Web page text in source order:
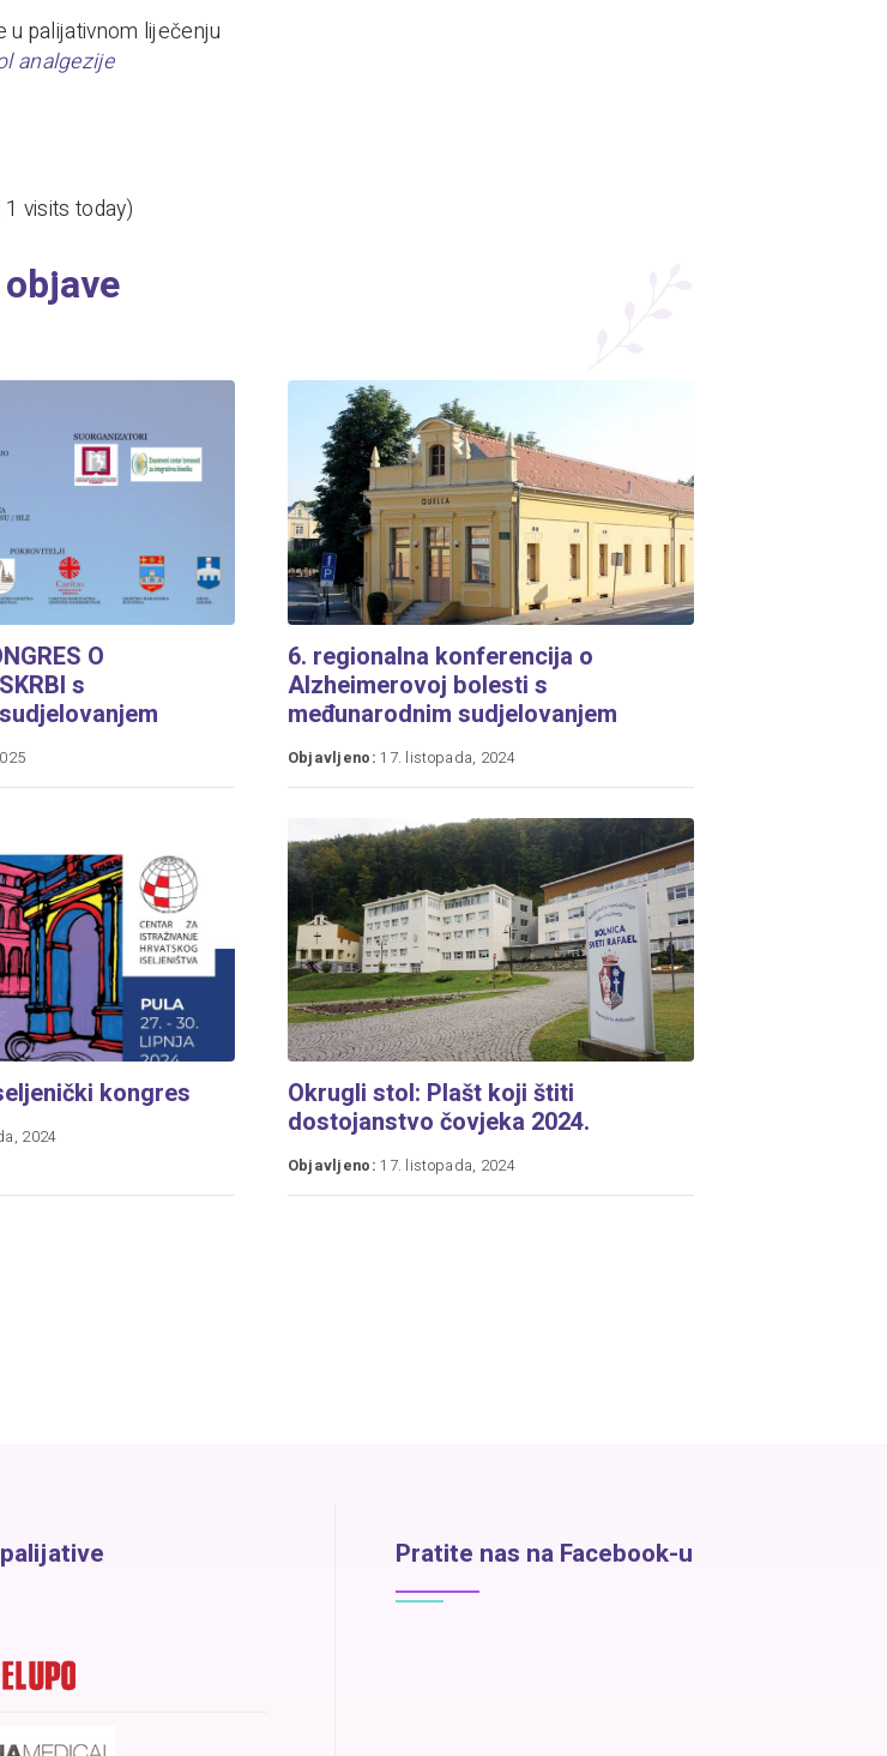
u palijativnom liječenju
analgezije
visits today)
O
s
6. regionalna konferencija o
Alzheimerovoj bolesti s
međunarodnim sudjelovanjem
Objavljeno: 17. listopada, 2024
kongres
2024
Okrugli stol: Plašt koji štiti
dostojanstvo čovjeka 2024.
Objavljeno: 17. listopada, 2024
Pratite nas na Facebook-u